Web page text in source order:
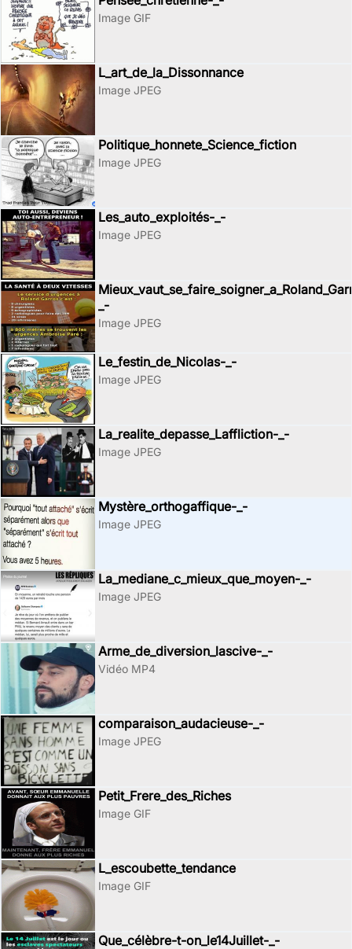
Image GIF
L_art_de_la_Dissonnance
Image JPEG
Politique_honnete_Science_fiction
Image JPEG
Les_auto_exploités-_-
Image JPEG
_-
Image JPEG
Le_festin_de_Nicolas-_-
Image JPEG
La_realite_depasse_Laffliction-_-
Image JPEG
Mystère_orthogaffique-_-
Image JPEG
La_mediane_c_mieux_que_moyen-_-
Image JPEG
Arme_de_diversion_lascive-_-
Vidéo MP4
comparaison_audacieuse-_-
Image JPEG
Petit_Frere_des_Riches
Image GIF
L_escoubette_tendance
Image GIF
Que_célèbre-t-on_le14Juillet-_-